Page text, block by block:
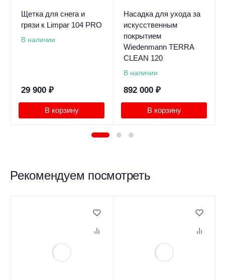
Щетка для снега и
грязи к Limpar 104 PRO
В наличии
29 900 ₽
В корзину
Насадка для ухода за
искусственным
покрытием
Wiedenmann TERRA
CLEAN 120
В наличии
892 000 ₽
В корзину
Рекомендуем посмотреть